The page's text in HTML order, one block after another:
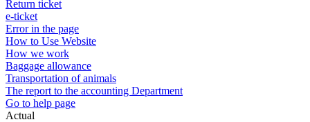
Return ticket
e-ticket
Error in the page
How to Use Website
How we work
Baggage allowance
Transportation of animals
The report to the accounting Department
Go to help page
Actual